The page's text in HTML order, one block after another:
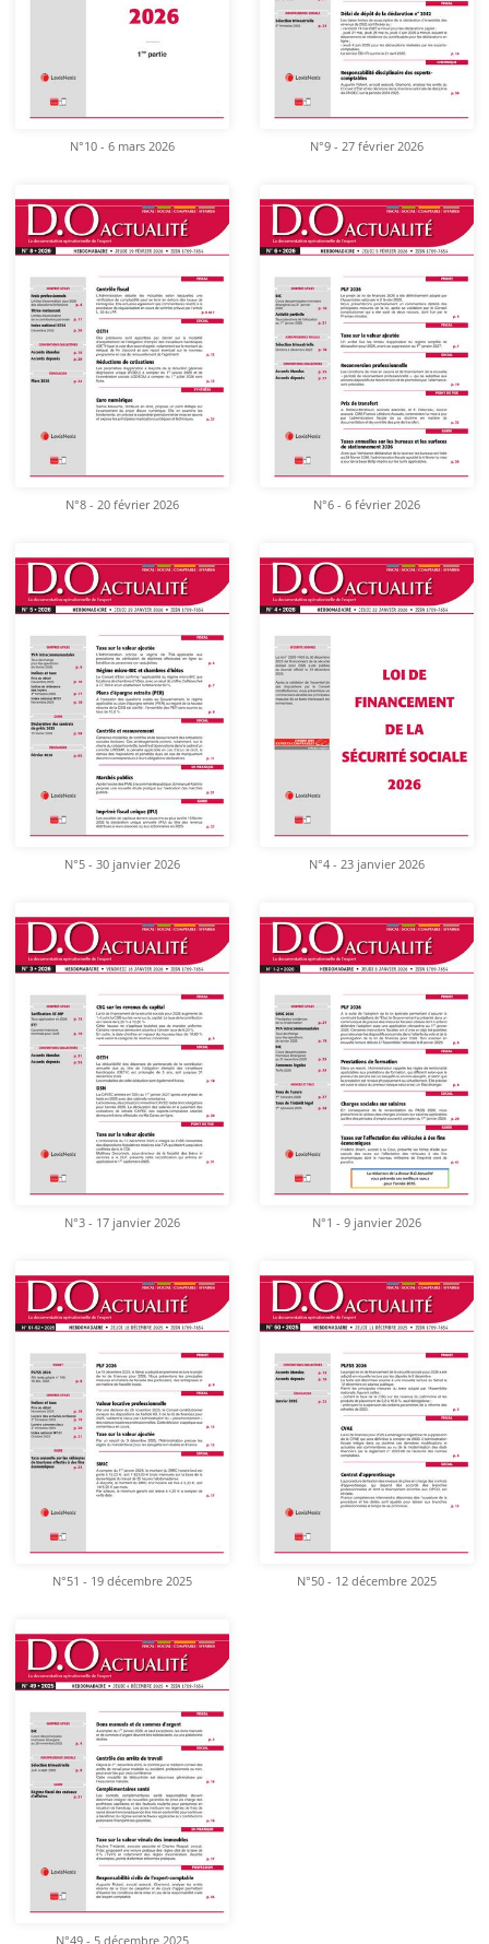
N°10 - 6 mars 2026 N°9 - 27 février 2026
N°8 - 20 février 2026 N°6 - 6 février 2026
N°5 - 30 janvier 2026 N°4 - 23 janvier 2026
N°3 - 17 janvier 2026 N°1 - 9 janvier 2026
N°51 - 19 décembre 2025 N°50 - 12 décembre 2025
N°49 - 5 décembre 2025